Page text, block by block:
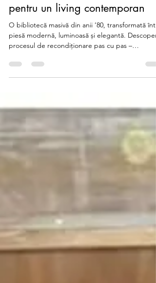
Biblioteca anilor ’80, reinventată
pentru un living contemporan
O bibliotecă masivă din anii ’80, transformată
procesul de recondiționare pas cu pas –
Recondiționări by Ana.